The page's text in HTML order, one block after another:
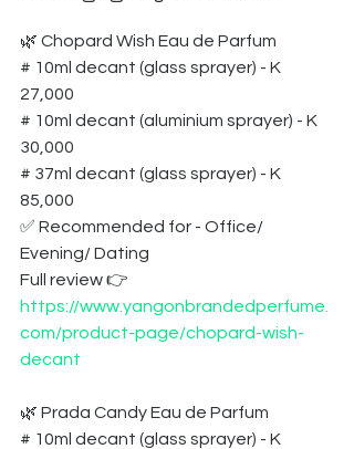
🌿 Chopard Wish Eau de Parfum
# 10ml decant (glass sprayer) - K
27,000
# 10ml decant (aluminium sprayer) - K
30,000
# 37ml decant (glass sprayer) - K
85,000
✅ Recommended for - Office/
Evening/ Dating
Full review 👉
https://www.yangonbrandedperfume.
com/product-page/chopard-wish-
decant
🌿 Prada Candy Eau de Parfum
# 10ml decant (glass sprayer) - K